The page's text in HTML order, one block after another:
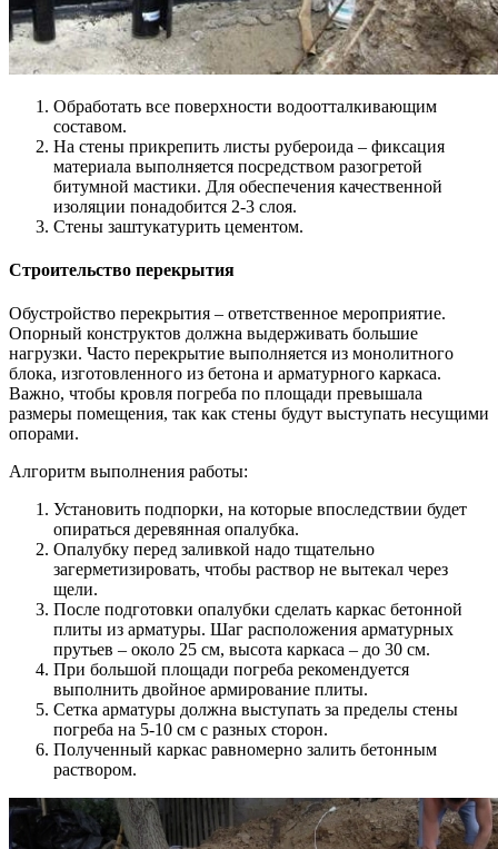
Обработать все поверхности водоотталкивающим
составом.
На стены прикрепить листы рубероида – фиксация
материала выполняется посредством разогретой
битумной мастики. Для обеспечения качественной
изоляции понадобится 2-3 слоя.
Стены заштукатурить цементом.
Строительство перекрытия
Обустройство перекрытия – ответственное мероприятие.
Опорный конструктов должна выдерживать большие
нагрузки. Часто перекрытие выполняется из монолитного
блока, изготовленного из бетона и арматурного каркаса.
Важно, чтобы кровля погреба по площади превышала
размеры помещения, так как стены будут выступать несущими
опорами.
Алгоритм выполнения работы:
Установить подпорки, на которые впоследствии будет
опираться деревянная опалубка.
Опалубку перед заливкой надо тщательно
загерметизировать, чтобы раствор не вытекал через
щели.
После подготовки опалубки сделать каркас бетонной
плиты из арматуры. Шаг расположения арматурных
прутьев – около 25 см, высота каркаса – до 30 см.
При большой площади погреба рекомендуется
выполнить двойное армирование плиты.
Сетка арматуры должна выступать за пределы стены
погреба на 5-10 см с разных сторон.
Полученный каркас равномерно залить бетонным
раствором.